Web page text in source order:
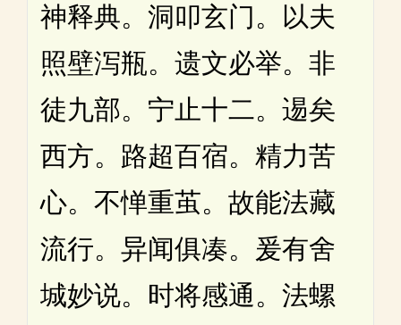
神释典。洞叩玄门。以夫
照壁泻瓶。遗文必举。非
徒九部。宁止十二。逷矣
西方。路超百宿。精力苦
心。不惮重茧。故能法藏
流行。异闻俱凑。爰有舍
城妙说。时将感通。法螺